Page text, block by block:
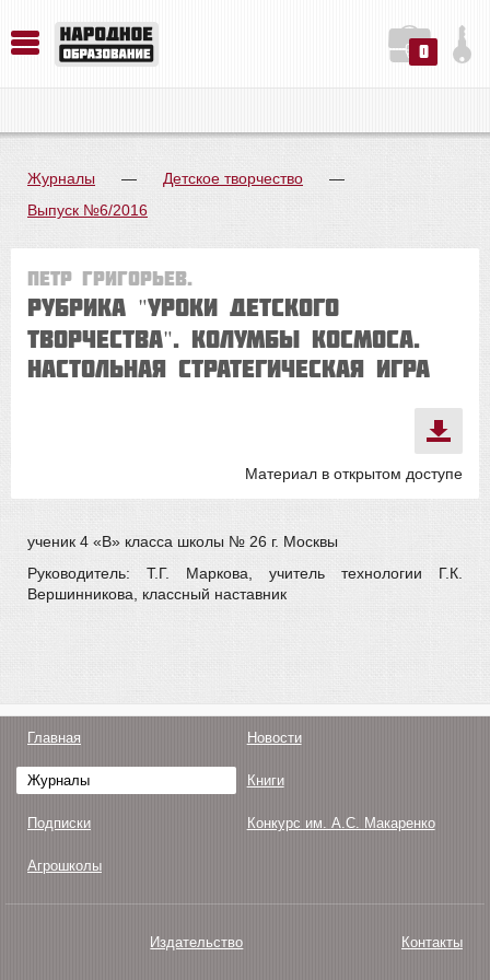
0
Журналы — Детское творчество
—
Выпуск №6/2016
Петр ГРИГОРЬЕВ.
Рубрика "Уроки детского
творчества". КОЛУМБЫ КОСМОСА.
НАСТОЛЬНАЯ СТРАТЕГИЧЕСКАЯ ИГРА
Материал в открытом доступе
ученик 4 «В» класса школы № 26 г. Москвы
Руководитель: Т.Г. Маркова, учитель технологии Г.К.
Вершинникова, классный наставник
Главная Новости
Журналы Книги
Подписки Конкурс им. А.С. Макаренко
Агрошколы
Издательство Контакты